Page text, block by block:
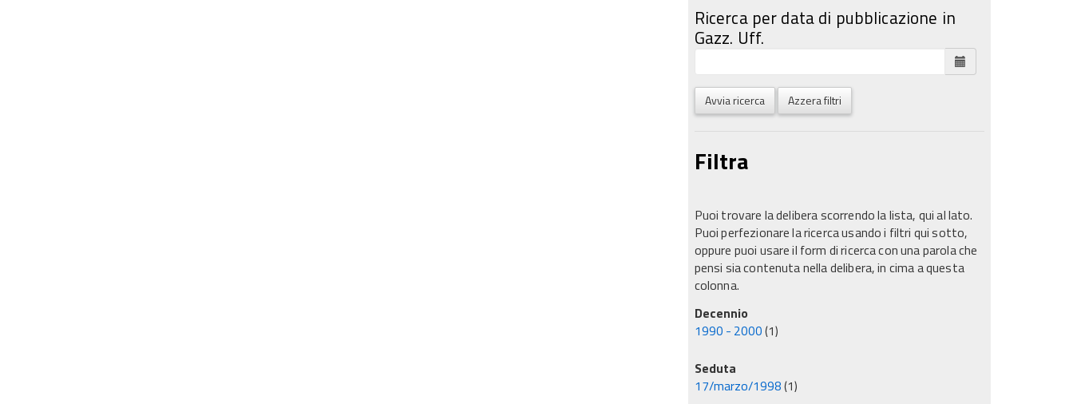
Ricerca per data di pubblicazione in
Gazz. Uff.
Avvia ricerca Azzera filtri
Filtra
Puoi trovare la delibera scorrendo la lista, qui al lato.
Puoi perfezionare la ricerca usando i filtri qui sotto,
oppure puoi usare il form di ricerca con una parola che
pensi sia contenuta nella delibera, in cima a questa
colonna.
Decennio
1990 - 2000(1)
Seduta
17/marzo/1998(1)